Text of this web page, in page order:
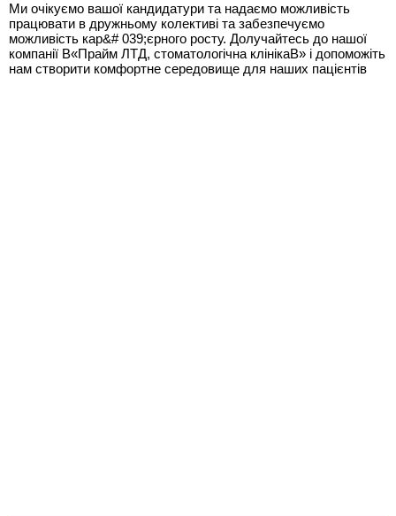
Ми очікуємо вашої кандидатури та надаємо можливість
працювати в дружньому колективі та забезпечуємо
можливість кар&# 039;єрного росту. Долучайтесь до нашої
компанії В«Прайм ЛТД, стоматологічна клінікаВ» і допоможіть
нам створити комфортне середовище для наших пацієнтів